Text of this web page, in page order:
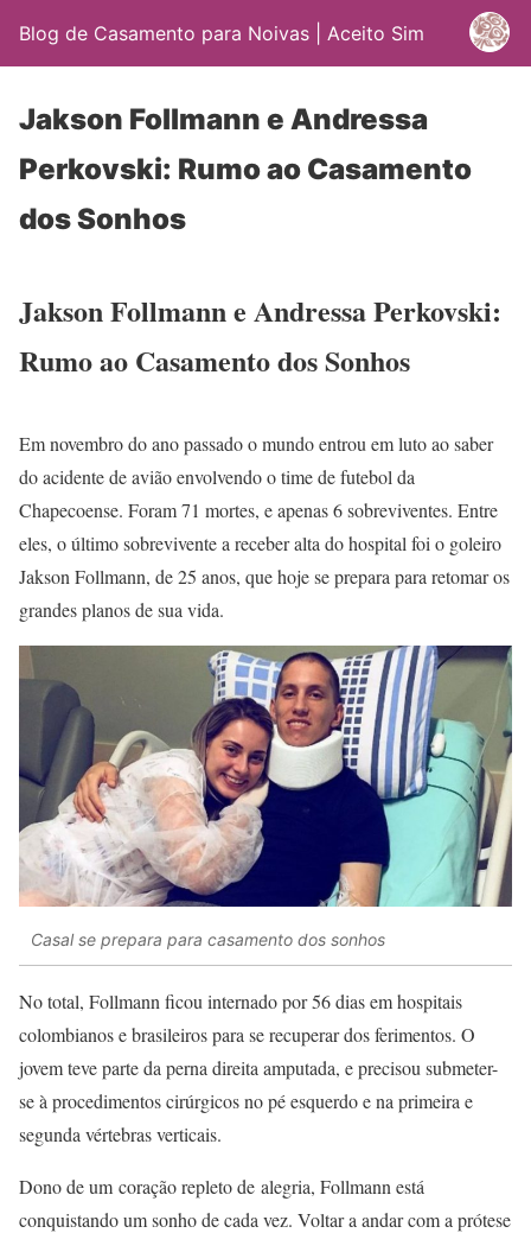
Blog de Casamento para Noivas | Aceito Sim
Jakson Follmann e Andressa
Perkovski: Rumo ao Casamento
dos Sonhos
Jakson Follmann e Andressa Perkovski:
Rumo ao Casamento dos Sonhos
Em novembro do ano passado o mundo entrou em luto ao saber
do acidente de avião envolvendo o time de futebol da
Chapecoense. Foram 71 mortes, e apenas 6 sobreviventes. Entre
eles, o último sobrevivente a receber alta do hospital foi o goleiro
Jakson Follmann, de 25 anos, que hoje se prepara para retomar os
grandes planos de sua vida.
Casal se prepara para casamento dos sonhos
No total, Follmann ficou internado por 56 dias em hospitais
colombianos e brasileiros para se recuperar dos ferimentos. O
jovem teve parte da perna direita amputada, e precisou submeter-
se à procedimentos cirúrgicos no pé esquerdo e na primeira e
segunda vértebras verticais.
Dono de um coração repleto de alegria, Follmann está
conquistando um sonho de cada vez. Voltar a andar com a prótese